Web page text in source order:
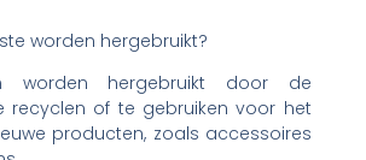
worden hergebruikt?
worden hergebruikt door de
recyclen of te gebruiken voor het
producten, zoals accessoires